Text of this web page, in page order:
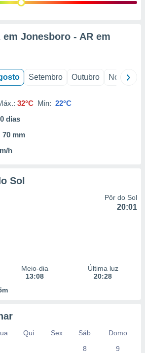
Jonesboro - AR em
Setembro Outubro Novembro
32°C Min: 22°C
dias
70 mm
h
Sol
Pôr do Sol
20:01
Meio-dia
13:08
Última luz
20:28
Qui Sex Sáb
Domo
8
9